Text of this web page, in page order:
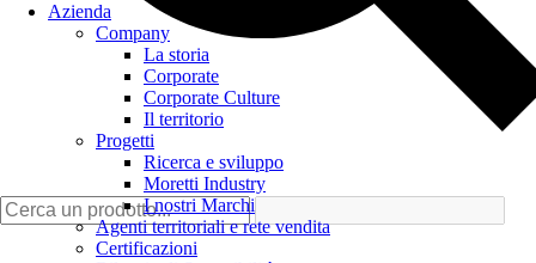
Azienda
Company
La storia
Corporate
Corporate Culture
Il territorio
Progetti
Ricerca e sviluppo
Moretti Industry
I nostri Marchi
Agenti territoriali e rete vendita
Certificazioni